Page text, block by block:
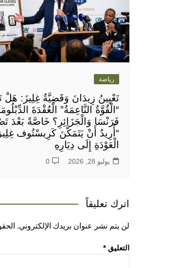
رياضة
تَعْيِينُ زِيدَانَ وَقَضِيَّةُ غِلِيزَ: هَلْ
“الْقُوَّةُ النَّاعِمَةُ” الْعُقْدَةَ
فَرَنْسَا وَالْجَزَائِرِ؟ خَاصَّةً بَعْدَ
“أُرِيدُ أَنْ يَتَمَكَّنَ كَرِيسْتُوف
الْعَوْدَةِ إِلَى دِيَارِهِ
يوليو 28, 2026 0
اترك تعليقاً
لن يتم نشر عنوان بريدك الإلكتروني.
التعليق *